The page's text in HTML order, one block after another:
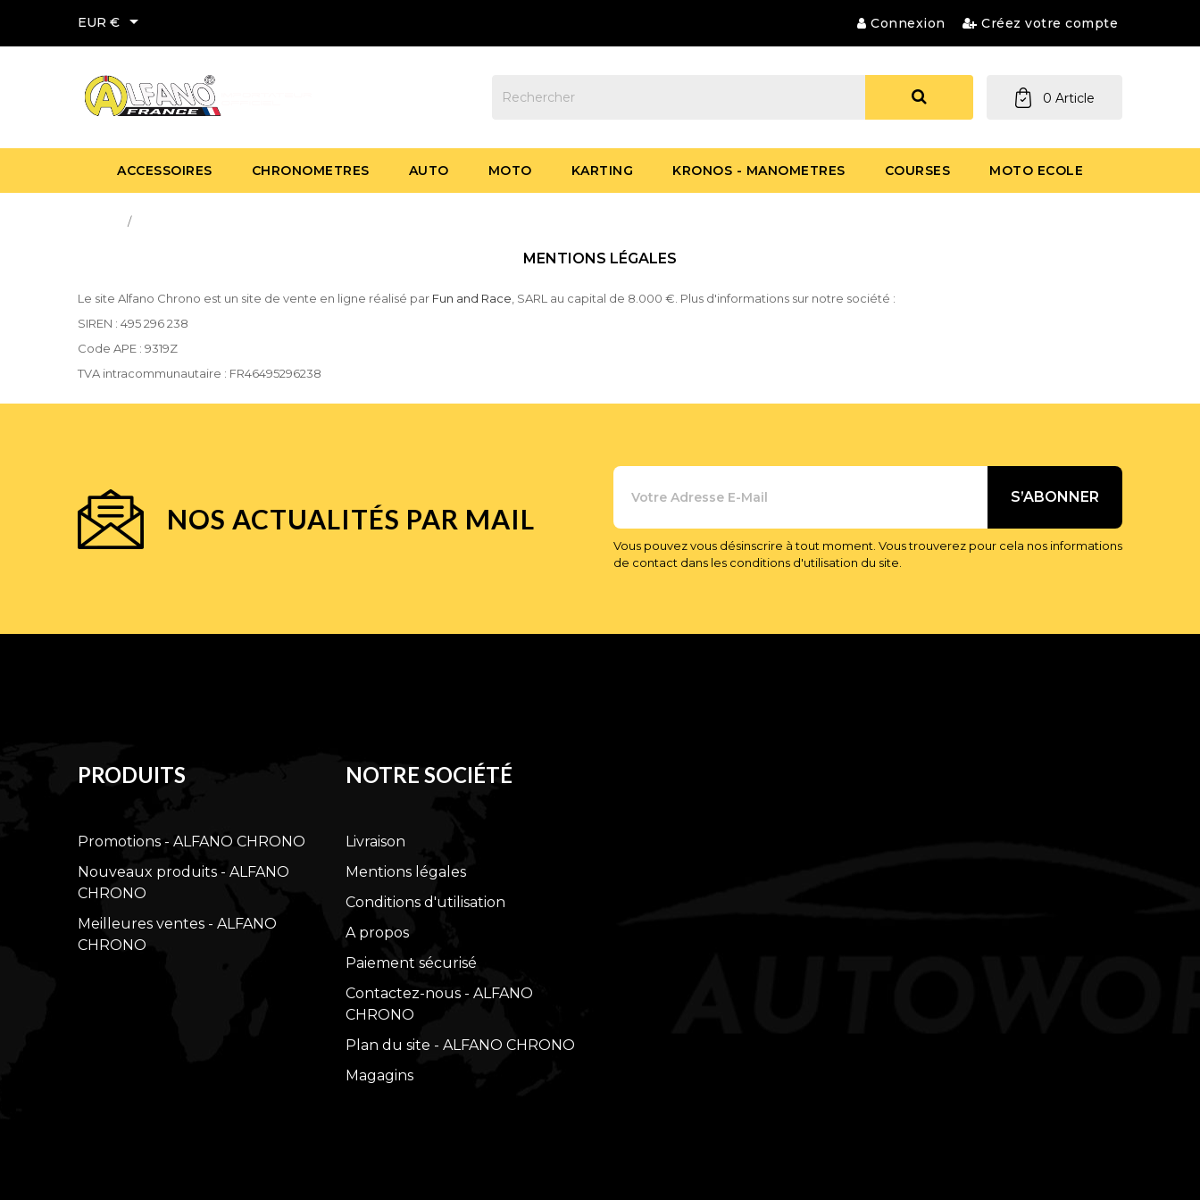
EUR €  Connexion Créez votre compte
0 Article
ACCESSOIRES CHRONOMETRES AUTO MOTO KARTING KRONOS - MANOMETRES COURSES MOTO ECOLE
MENTIONS LÉGALES
Le site Alfano Chrono est un site de vente en ligne réalisé par Fun and Race , SARL au capital de 8.000 €. Plus d'informations sur notre société :
SIREN : 495 296 238
Code APE : 9319Z
TVA intracommunautaire : FR46495296238
NOS ACTUALITÉS PAR MAIL
Vous pouvez vous désinscrire à tout moment. Vous trouverez pour cela nos informations
de contact dans les conditions d'utilisation du site.
PRODUITS
Promotions - ALFANO CHRONO
Nouveaux produits - ALFANO
CHRONO
Meilleures ventes - ALFANO
CHRONO
NOTRE SOCIÉTÉ
Livraison
Mentions légales
Conditions d'utilisation
A propos
Paiement sécurisé
Contactez-nous - ALFANO
CHRONO
Plan du site - ALFANO CHRONO
Magagins